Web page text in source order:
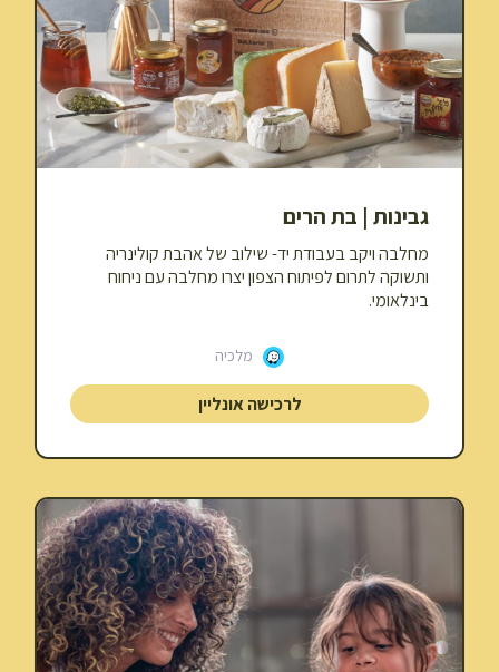
גבינות | בת הרים
מחלבה ויקב בעבודת יד- שילוב של אהבת קולינריה
ותשוקה לתרום לפיתוח הצפון יצרו מחלבה עם ניחוח
בינלאומי.
מלכיה
לרכישה אונליין